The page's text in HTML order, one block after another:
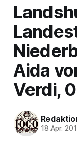
Aida
Verdi,
18 Apr.